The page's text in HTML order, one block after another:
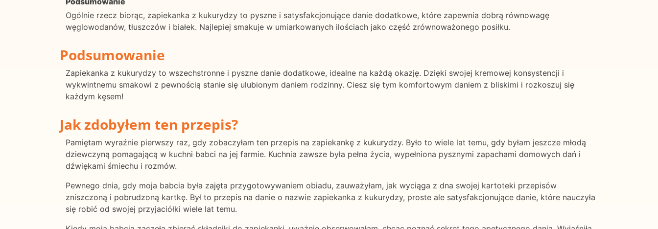
Ogólnie rzecz biorąc, zapiekanka z kukurydzy to pyszne i satysfakcjonujące danie dodatkowe, które zapewnia dobrą równowagę
węglowodanów, tłuszczów i białek. Najlepiej smakuje w umiarkowanych ilościach jako część zrównoważonego posiłku.
Podsumowanie
Zapiekanka z kukurydzy to wszechstronne i pyszne danie dodatkowe, idealne na każdą okazję. Dzięki swojej kremowej konsystencji i
wykwintnemu smakowi z pewnością stanie się ulubionym daniem rodzinny. Ciesz się tym komfortowym daniem z bliskimi i rozkoszuj się
każdym kęsem!
Jak zdobyłem ten przepis?
Pamiętam wyraźnie pierwszy raz, gdy zobaczyłam ten przepis na zapiekankę z kukurydzy. Było to wiele lat temu, gdy byłam jeszcze młodą
dziewczyną pomagającą w kuchni babci na jej farmie. Kuchnia zawsze była pełna życia, wypełniona pysznymi zapachami domowych dań i
dźwiękami śmiechu i rozmów.
Pewnego dnia, gdy moja babcia była zajęta przygotowywaniem obiadu, zauważyłam, jak wyciąga z dna swojej kartoteki przepisów
zniszczoną i pobrudzoną kartkę. Był to przepis na danie o nazwie zapiekanka z kukurydzy, proste ale satysfakcjonujące danie, które nauczyła
się robić od swojej przyjaciółki wiele lat temu.